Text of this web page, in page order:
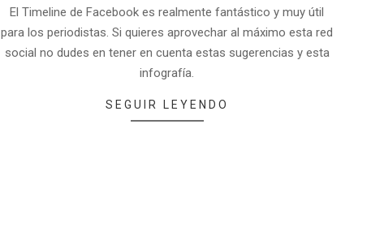
El Timeline de Facebook es realmente fantástico y muy útil
para los periodistas. Si quieres aprovechar al máximo esta red
social no dudes en tener en cuenta estas sugerencias y esta
infografía.
SEGUIR LEYENDO